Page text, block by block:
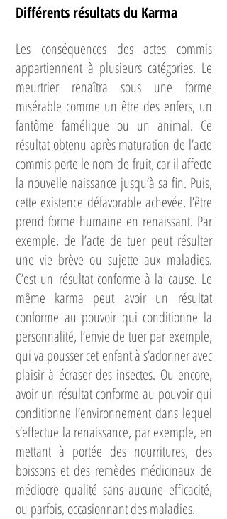
Différents résultats du Karma
Les conséquences des actes commis
appartiennent à plusieurs catégories. Le
meurtrier renaîtra sous une forme
misérable comme un être des enfers, un
fantôme famélique ou un animal. Ce
résultat obtenu après maturation de l’acte
commis porte le nom de fruit, car il affecte
la nouvelle naissance jusqu’à sa fin. Puis,
cette existence défavorable achevée, l’être
prend forme humaine en renaissant. Par
exemple, de l’acte de tuer peut résulter
une vie brève ou sujette aux maladies.
C’est un résultat conforme à la cause. Le
même karma peut avoir un résultat
conforme au pouvoir qui conditionne la
personnalité, l’envie de tuer par exemple,
qui va pousser cet enfant à s’adonner avec
plaisir à écraser des insectes. Ou encore,
avoir un résultat conforme au pouvoir qui
conditionne l’environnement dans lequel
s’effectue la renaissance, par exemple, en
mettant à portée des nourritures, des
boissons et des remèdes médicinaux de
médiocre qualité sans aucune efficacité,
ou parfois, occasionnant des maladies.